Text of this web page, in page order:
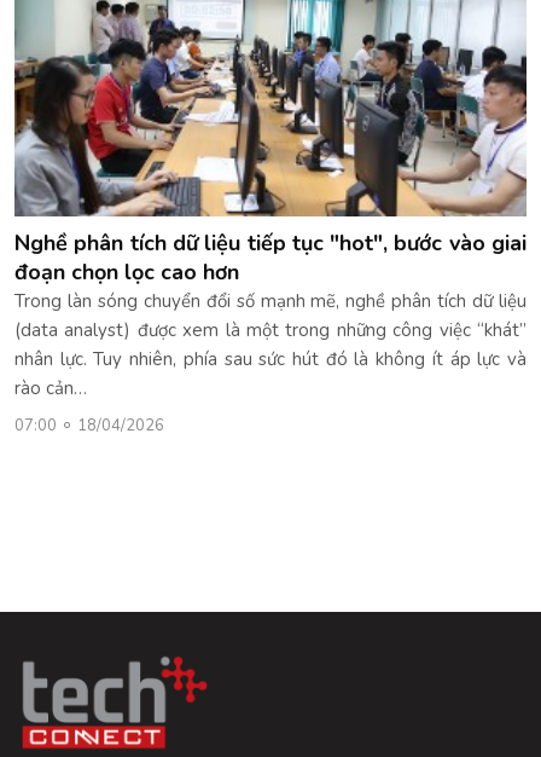
Nghề phân tích dữ liệu tiếp tục "hot", bước vào giai
đoạn chọn lọc cao hơn
Trong làn sóng chuyển đổi số mạnh mẽ, nghề phân tích dữ liệu
(data analyst) được xem là một trong những công việc “khát”
nhân lực. Tuy nhiên, phía sau sức hút đó là không ít áp lực và
rào cản…
07:00 18/04/2026